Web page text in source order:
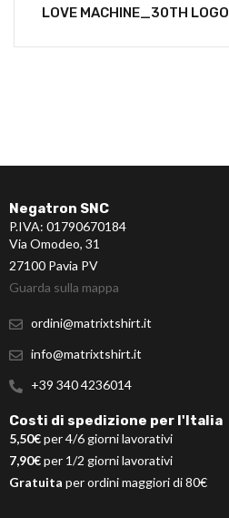
LOVE MACHINE_30TH LOGO
Negatron SNC
P.IVA: 01790670184
Via Omodeo, 31
27100 Pavia PV
Guarda sulla mappa
ordini@matrixtshirt.it
info@matrixtshirt.it
+39 340 4236014
Costi di spedizione per l'Italia
5,50€per 4/6 giorni lavorativi
7,90€per 1/2 giorni lavorativi
Gratuita per ordini maggiori di 80€